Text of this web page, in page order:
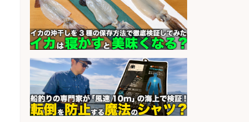
レジカウンター/お釣りの計算不要
の簡単レジ 未経験も安心の研修あり
1日2h
会社名 オーケー株式会社
sponsored by 求人ボックス
コンビニ/広島県/調理なし・軽作業
スタート お魚のパック詰め 品出し/
週4日から勤務OK/希望休が取得で